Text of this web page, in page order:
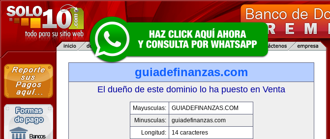
guiadefinanzas.com
El dueño de este dominio lo ha puesto en Venta
Mayusculas:
GUIADEFINANZAS.COM
Minusculas:
guiadefinanzas.com
Longitud:
14 caracteres